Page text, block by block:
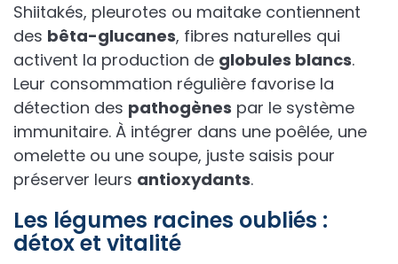
Shiitakés, pleurotes ou maitake contiennent
des bêta-glucanes, fibres naturelles qui
activent la production de globules blancs.
Leur consommation régulière favorise la
détection des pathogènes par le système
immunitaire. À intégrer dans une poêlée, une
omelette ou une soupe, juste saisis pour
préserver leurs antioxydants.
Les légumes racines oubliés :
détox et vitalité